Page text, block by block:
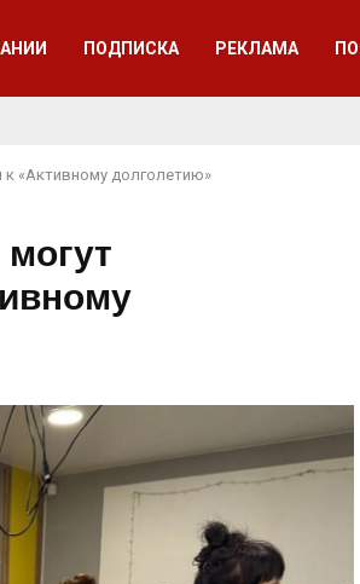
ПОДПИСКА РЕКЛАМА
к «Активному долголетию»